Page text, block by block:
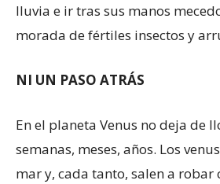
lluvia e ir tras sus manos
morada de fértiles insectos y
NI UN PASO ATRÁS
En el planeta Venus no deja de
semanas, meses, años. Los
mar y, cada tanto, salen a robar